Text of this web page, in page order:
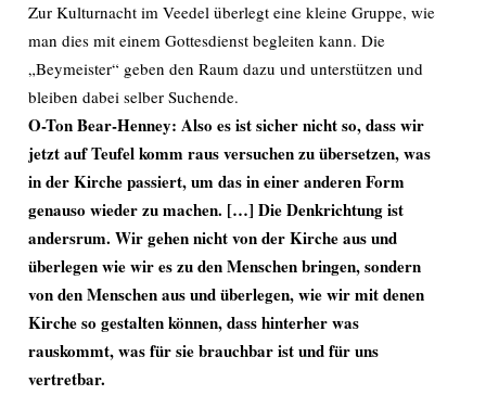
Zur Kulturnacht im Veedel überlegt eine kleine Gruppe, wie
man dies mit einem Gottesdienst begleiten kann. Die
„Beymeister“ geben den Raum dazu und unterstützen und
bleiben dabei selber Suchende.
O-Ton Bear-Henney: Also es ist sicher nicht so, dass wir
jetzt auf Teufel komm raus versuchen zu übersetzen, was
in der Kirche passiert, um das in einer anderen Form
genauso wieder zu machen. […] Die Denkrichtung ist
andersrum. Wir gehen nicht von der Kirche aus und
überlegen wie wir es zu den Menschen bringen, sondern
von den Menschen aus und überlegen, wie wir mit denen
Kirche so gestalten können, dass hinterher was
rauskommt, was für sie brauchbar ist und für uns
vertretbar.